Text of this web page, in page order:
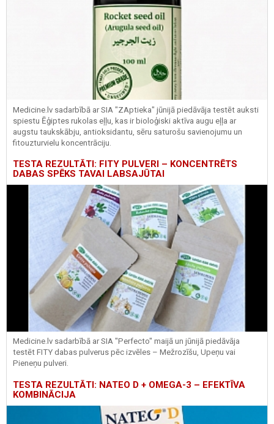
Medicine.lv sadarbībā ar SIA "ZAptieka" jūnijā piedāvāja testēt auksti
spiestu Ēģiptes rukolas eļļu, kas ir bioloģiski aktīva augu eļļa ar
augstu taukskābju, antioksidantu, sēru saturošu savienojumu un
fitouzturvielu koncentrāciju.
TESTA REZULTĀTI: FITY PULVERI – KONCENTRĒTS
DABAS SPĒKS TAVAI LABSAJŪTAI
Medicine.lv sadarbībā ar SIA "Perfecto" maijā un jūnijā piedāvāja
testēt FITY dabas pulverus pēc izvēles – Mežrozīšu, Upeņu vai
Pieneņu pulveri.
TESTA REZULTĀTI: NATEO D + OMEGA-3 – EFEKTĪVA
KOMBINĀCIJA